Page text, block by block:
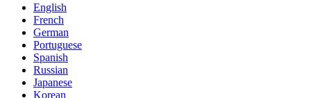
English
French
German
Portuguese
Spanish
Russian
Japanese
Korean